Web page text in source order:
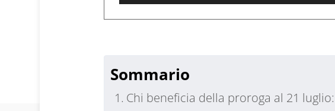
Player
Sommario
Chi beneficia della proroga al 21